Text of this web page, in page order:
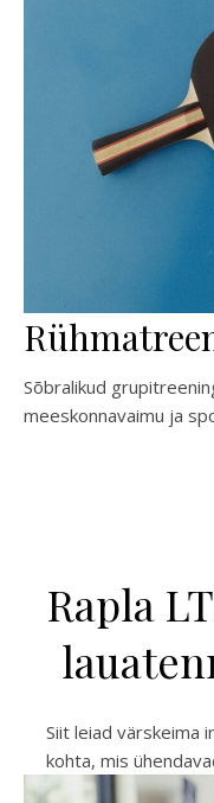
Sõbralikud
meeskonnavaimu ja
Rapla
Siit leiad värskeima
kohta, mis